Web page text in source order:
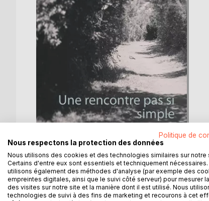
Politique de
Nous respectons la protection des données
Nous utilisons des cookies et des technologies similaires sur notre
Certains d'entre eux sont essentiels et techniquement nécessaires.
utilisons également des méthodes d'analyse (par exemple des
empreintes digitales, ainsi que le suivi côté serveur) pour mesurer
des visites sur notre site et la manière dont il est utilisé. Nous
technologies de suivi à des fins de marketing et recourons à cet